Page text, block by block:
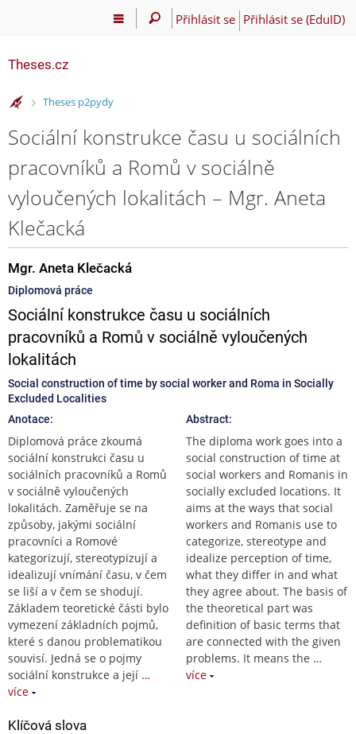
Přihlásit se Přihlásit se (EduID)
Theses.cz
>
Theses p2pydy
Sociální konstrukce času u sociálních
pracovníků a Romů v sociálně
vyloučených lokalitách – Mgr. Aneta
Klečacká
Mgr. Aneta Klečacká
Diplomová práce
Sociální konstrukce času u sociálních
pracovníků a Romů v sociálně vyloučených
lokalitách
Social construction of time by social worker and Roma in Socially
Excluded Localities
Anotace:
Diplomová práce zkoumá
sociální konstrukci času u
sociálních pracovníků a Romů
v sociálně vyloučených
lokalitách. Zaměřuje se na
způsoby, jakými sociální
pracovníci a Romové
kategorizují, stereotypizují a
idealizují vnímání času, v čem
se liší a v čem se shodují.
Základem teoretické části bylo
vymezení základních pojmů,
které s danou problematikou
souvisí. Jedná se o pojmy
sociální konstrukce a její …
více
Abstract:
The diploma work goes into a
social construction of time at
social workers and Romanis in
socially excluded locations. It
aims at the ways that social
workers and Romanis use to
categorize, stereotype and
idealize perception of time,
what they differ in and what
they agree about. The basis of
the theoretical part was
definition of basic terms that
are connected with the given
problems. It means the …
více
Klíčová slova